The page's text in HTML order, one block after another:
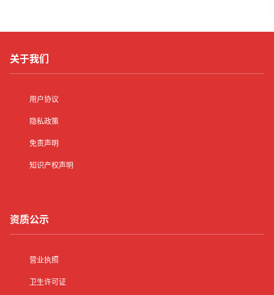
关于我们
用户协议
隐私政策
免责声明
知识产权声明
资质公示
营业执照
卫生许可证